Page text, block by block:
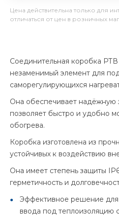
Цена действительна только для
отличаться от цен в розничных
Соединительная коробка
незаменимый элемент для
саморегулирующихся
Она обеспечивает надёжную
позволяет быстро и удобно
обогрева.
Коробка изготовлена из
устойчивых к воздействию
Она имеет степень защиты
герметичность и
Эффективное решение
ввода под теплоизоляцию